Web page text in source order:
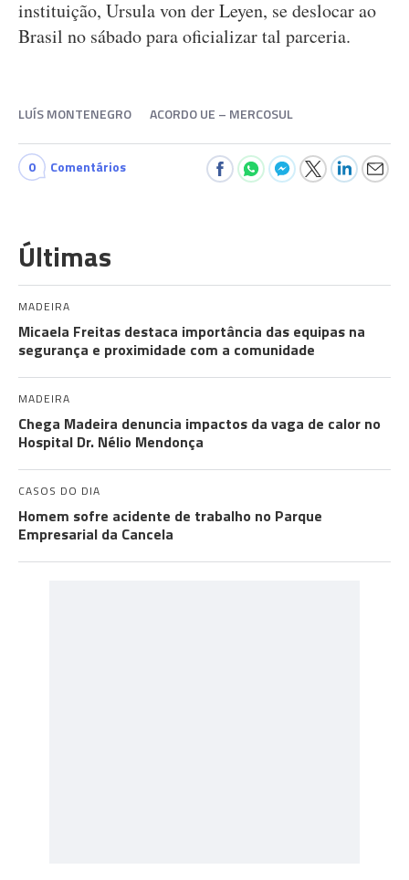
instituição, Ursula von der Leyen, se deslocar ao
Brasil no sábado para oficializar tal parceria.
LUÍS MONTENEGRO ACORDO UE – MERCOSUL
0 Comentários
Últimas
MADEIRA
Micaela Freitas destaca importância das equipas na
segurança e proximidade com a comunidade
MADEIRA
Chega Madeira denuncia impactos da vaga de calor no
Hospital Dr. Nélio Mendonça
CASOS DO DIA
Homem sofre acidente de trabalho no Parque
Empresarial da Cancela